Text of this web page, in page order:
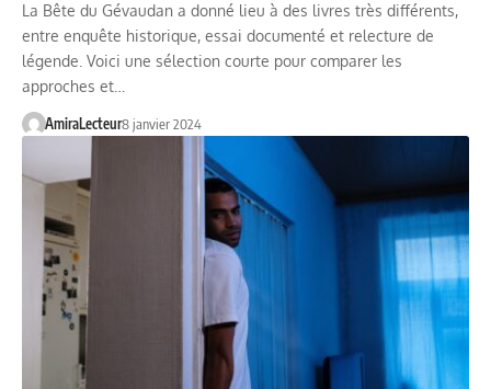
La Bête du Gévaudan a donné lieu à des livres très différents,
entre enquête historique, essai documenté et relecture de
légende. Voici une sélection courte pour comparer les
approches et…
AmiraLecteur8 janvier 2024